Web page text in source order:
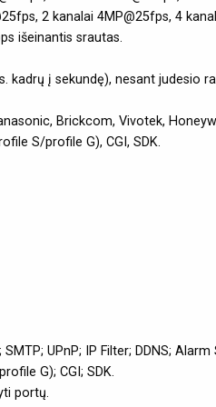
2 kanalai 4MP@25fps, 4
išeinantis srautas.
kadrų į sekundę), nesant judesio
Brickcom, Vivotek,
S/profile G), CGI, SDK.
UPnP; IP Filter; DDNS;
G); CGI; SDK.
portų.